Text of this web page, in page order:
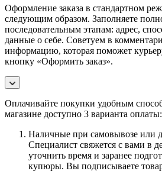
Оформление заказа в стандартном
следующим образом. Заполняете
последовательным этапам: адрес,
данные о себе. Советуем в
информацию, которая поможет
кнопку «Оформить заказ».
Оплачивайте покупки удобным
магазине доступно 3 варианта оплаты:
Наличные при самовывозе или
Специалист свяжется с вами в
уточнить время и заранее
купюры. Вы подписываете